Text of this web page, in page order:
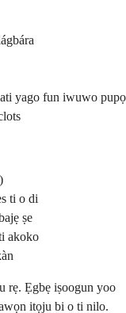
yago fun iwuwo pupọ
ti o di
ṣe
akoko
rẹ. Ẹgbẹ iṣoogun yoo
itọju bi o ti nilo.